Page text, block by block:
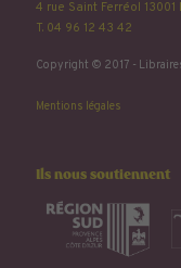
4 rue Saint Ferréol 13001
T. 04 96 12 43 42
Copyright © 2017 -
Mentions légales
Ils nous soutiennent